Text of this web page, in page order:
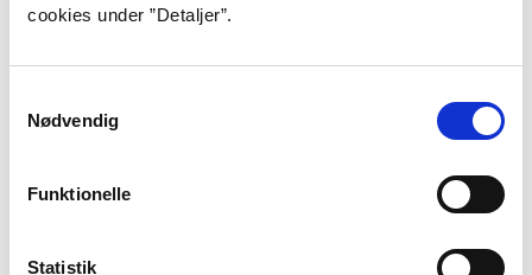
cookies under ”Detaljer”.
Nødvendig
Funktionelle
Statistik
Information, 2013-05-20.
Frese, Mads:Da fæstebønder blev fascister.
Emnesøgning på Antonio